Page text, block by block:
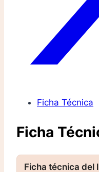
Ficha Técnica
Ficha